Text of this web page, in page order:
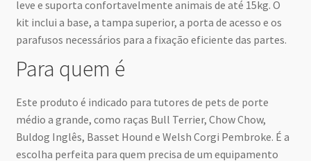
leve e suporta confortavelmente animais de até 15kg. O
kit inclui a base, a tampa superior, a porta de acesso e os
parafusos necessários para a fixação eficiente das partes.
Para quem é
Este produto é indicado para tutores de pets de porte
médio a grande, como raças Bull Terrier, Chow Chow,
Buldog Inglês, Basset Hound e Welsh Corgi Pembroke. É a
escolha perfeita para quem precisa de um equipamento